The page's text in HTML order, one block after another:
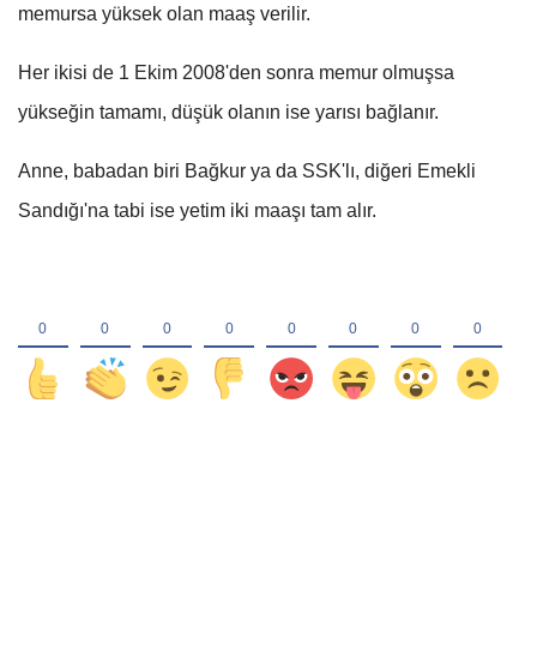
memursa yüksek olan maaş verilir.
Her ikisi de 1 Ekim 2008'den sonra memur olmuşsa
yükseğin tamamı, düşük olanın ise yarısı bağlanır.
Anne, babadan biri Bağkur ya da SSK'lı, diğeri Emekli
Sandığı'na tabi ise yetim iki maaşı tam alır.